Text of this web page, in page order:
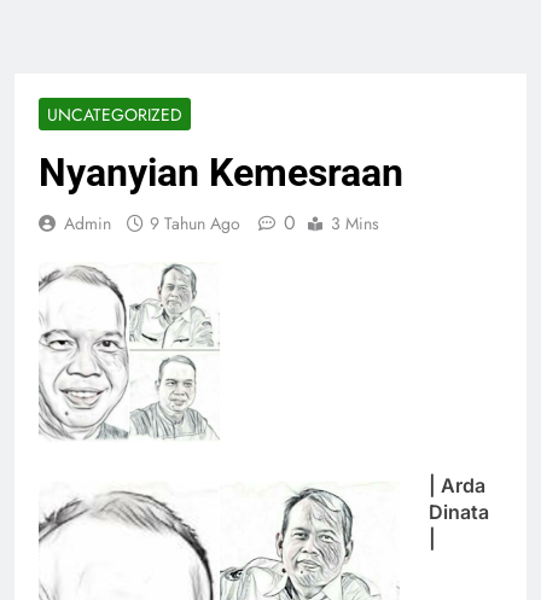
UNCATEGORIZED
Nyanyian Kemesraan
Admin 9 Tahun Ago 0 3 Mins
| Arda
Dinata